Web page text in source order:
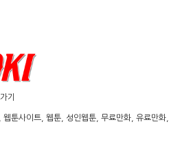
기
툰사이트, 웹툰, 성인웹툰, 무료만화, 유료만